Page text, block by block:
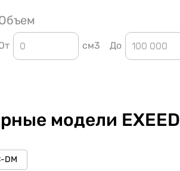
см3 До
модели EXEED
DM